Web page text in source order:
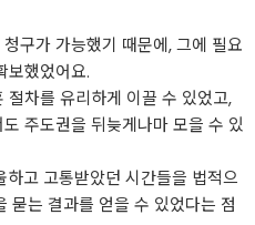
구가 가능했기 때문에, 그에 필요
보했었어요.
차를 유리하게 이끌 수 있었고,
주도권을 뒤늦게나마 모을 수 있
고 고통받았던 시간들을 법적으
묻는 결과를 얻을 수 있었다는 점